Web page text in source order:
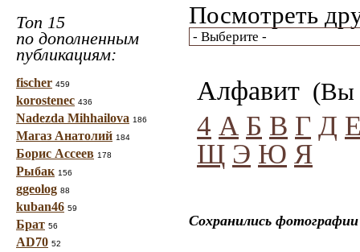
Топ 15
по дополненным
публикациям:
fischer 459
korostenec 436
Nadezda Mihhailova 186
Магаз Анатолий 184
Борис Ассеев 178
Рыбак 156
ggeolog 88
kuban46 59
Брат 56
AD70 52
Посмотреть
Алфавит (Вы
4 А Б В Г Д
Щ Э Ю Я
Сохранились